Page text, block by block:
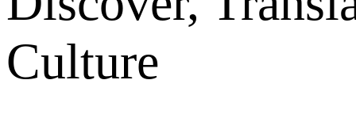
Culture